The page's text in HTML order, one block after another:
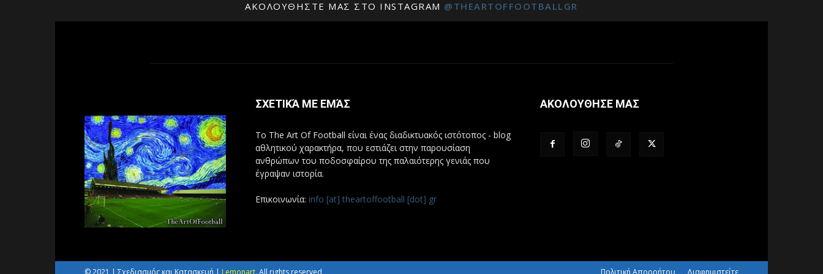
ΑΚΟΛΟΥΘΉΣΤΕ ΜΑΣ ΣΤΟ INSTAGRAM @THEARTOFFOOTBALLGR
ΣΧΕΤΙΚΆ ΜΕ ΕΜΆΣ
Το The Art Of Football είναι ένας διαδικτυακός ιστότοπος - blog
αθλητικού χαρακτήρα, που εστιάζει στην παρουσίαση
ανθρώπων του ποδοσφαίρου της παλαιότερης γενιάς που
έγραψαν ιστορία.
Επικοινωνία: info [at] theartoffootball [dot] gr
ΑΚΟΛΟΥΘΗΣΕ ΜΑΣ
Πολιτική Απορρήτου Διαφημιστείτε
© 2021 | Σχεδιασμός και Κατασκευή | Lemonart. All rights reserved